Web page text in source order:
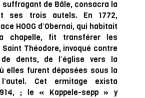
suffragant de Bâle, consacra la
ses trois autels. En 1772,
HOOG d’Obernai, qui habitait
chapelle, fit transférer les
Théodore, invoqué contre
dents, de l’église vers la
elles furent déposées sous la
Cet ermitage exista
; le « Kappele-sepp » y